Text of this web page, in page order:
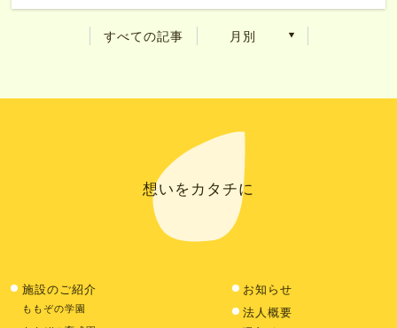
すべての記事 月別
想いをカタチに
施設のご紹介
ももぞの学園
お知らせ
法人概要